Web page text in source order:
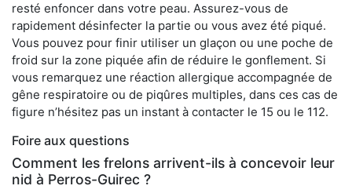
resté enfoncer dans votre peau. Assurez-vous de
rapidement désinfecter la partie ou vous avez été piqué.
Vous pouvez pour finir utiliser un glaçon ou une poche de
froid sur la zone piquée afin de réduire le gonflement. Si
vous remarquez une réaction allergique accompagnée de
gêne respiratoire ou de piqûres multiples, dans ces cas de
figure n’hésitez pas un instant à contacter le 15 ou le 112.
Foire aux questions
Comment les frelons arrivent-ils à concevoir leur
nid à Perros-Guirec ?